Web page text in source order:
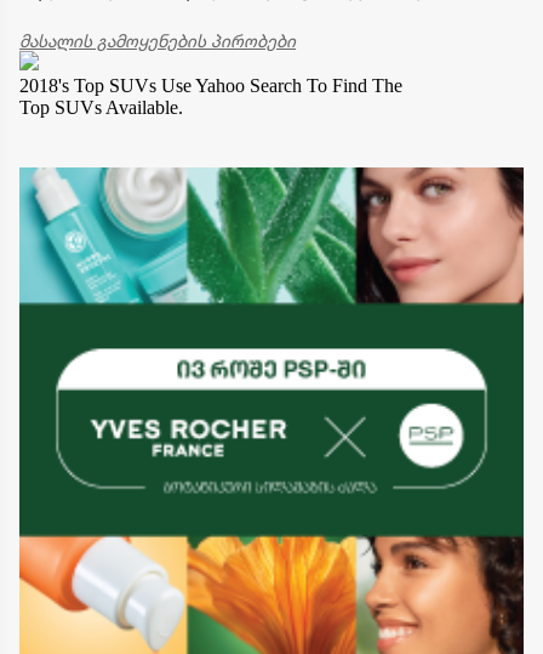
მასალის გამოყენების პირობები
2018's Top SUVs Use Yahoo Search To Find The
Top SUVs Available.